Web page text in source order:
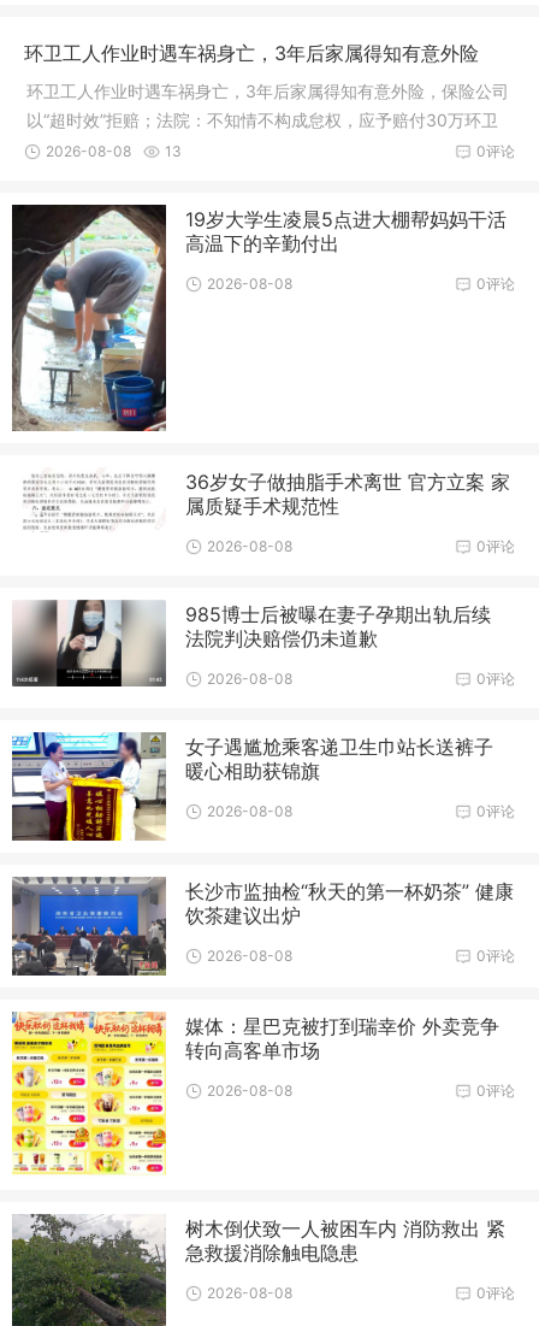
环卫工人作业时遇车祸身亡，3年后家属得知有意外险
环卫工人作业时遇车祸身亡，3年后家属得知有意外险，保险公司
以“超时效”拒赔；法院：不知情不构成怠权，应予赔付30万环卫
工人作业时不幸遭遇车祸身亡，家属时隔数年才得知逝者享有单
过两年诉讼...
0评论
2026-08-08 13
19岁大学生凌晨5点进大棚帮妈妈干活
高温下的辛勤付出
0评论
2026-08-08
36岁女子做抽脂手术离世 官方立案 家
属质疑手术规范性
0评论
2026-08-08
985博士后被曝在妻子孕期出轨后续
法院判决赔偿仍未道歉
0评论
2026-08-08
女子遇尴尬乘客递卫生巾站长送裤子
暖心相助获锦旗
0评论
2026-08-08
长沙市监抽检“秋天的第一杯奶茶” 健康
饮茶建议出炉
0评论
2026-08-08
媒体：星巴克被打到瑞幸价 外卖竞争
转向高客单市场
0评论
2026-08-08
树木倒伏致一人被困车内 消防救出 紧
急救援消除触电隐患
0评论
2026-08-08